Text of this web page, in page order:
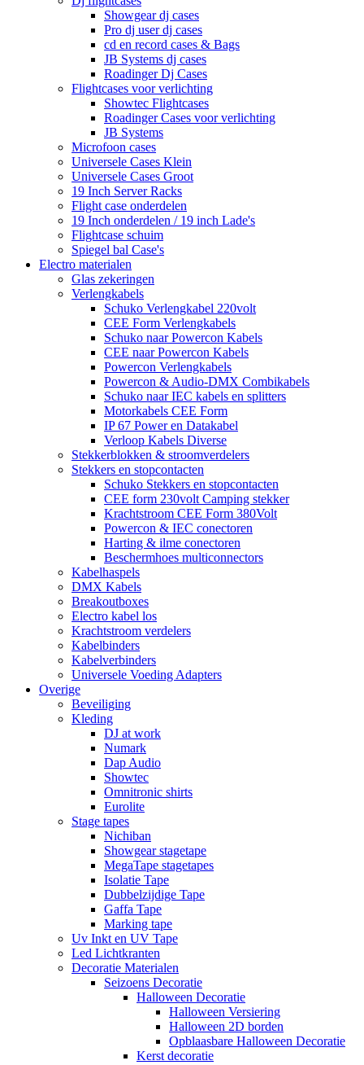
Showgear dj cases
Pro dj user dj cases
cd en record cases & Bags
JB Systems dj cases
Roadinger Dj Cases
Flightcases voor verlichting
Showtec Flightcases
Roadinger Cases voor verlichting
JB Systems
Microfoon cases
Universele Cases Klein
Universele Cases Groot
19 Inch Server Racks
Flight case onderdelen
19 Inch onderdelen / 19 inch Lade's
Flightcase schuim
Spiegel bal Case's
Electro materialen
Glas zekeringen
Verlengkabels
Schuko Verlengkabel 220volt
CEE Form Verlengkabels
Schuko naar Powercon Kabels
CEE naar Powercon Kabels
Powercon Verlengkabels
Powercon & Audio-DMX Combikabels
Schuko naar IEC kabels en splitters
Motorkabels CEE Form
IP 67 Power en Datakabel
Verloop Kabels Diverse
Stekkerblokken & stroomverdelers
Stekkers en stopcontacten
Schuko Stekkers en stopcontacten
CEE form 230volt Camping stekker
Krachtstroom CEE Form 380Volt
Powercon & IEC conectoren
Harting & ilme conectoren
Beschermhoes multiconnectors
Kabelhaspels
DMX Kabels
Breakoutboxes
Electro kabel los
Krachtstroom verdelers
Kabelbinders
Kabelverbinders
Universele Voeding Adapters
Overige
Beveiliging
Kleding
DJ at work
Numark
Dap Audio
Showtec
Omnitronic shirts
Eurolite
Stage tapes
Nichiban
Showgear stagetape
MegaTape stagetapes
Isolatie Tape
Dubbelzijdige Tape
Gaffa Tape
Marking tape
Uv Inkt en UV Tape
Led Lichtkranten
Decoratie Materialen
Seizoens Decoratie
Halloween Decoratie
Halloween Versiering
Halloween 2D borden
Opblaasbare Halloween Decoratie
Kerst decoratie